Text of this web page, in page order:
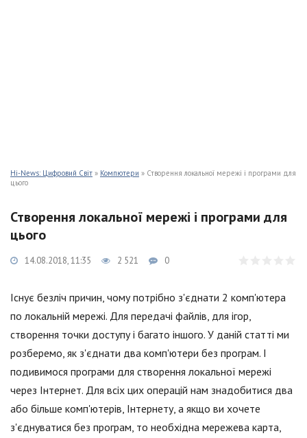
Hi-News: Цифровий Світ » Компютери » Створення локальної мережі і програми для
цього
Створення локальної мережі і програми для
цього
14.08.2018, 11:35 2 521 0
Існує безліч причин, чому потрібно з'єднати 2 комп'ютера
по локальній мережі. Для передачі файлів, для ігор,
створення точки доступу і багато іншого. У даній статті ми
розберемо, як з'єднати два комп'ютери без програм. І
подивимося програми для створення локальної мережі
через Інтернет. Для всіх цих операцій нам знадобитися два
або більше комп'ютерів, Інтернету, а якщо ви хочете
з'єднуватися без програм, то необхідна мережева карта,